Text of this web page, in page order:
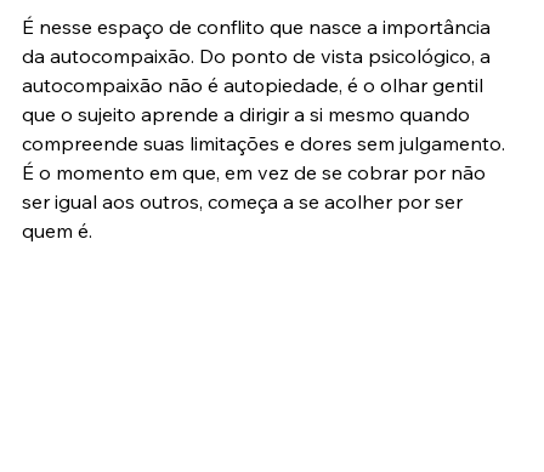
É nesse espaço de conflito que nasce a importância
da autocompaixão. Do ponto de vista psicológico, a
autocompaixão não é autopiedade, é o olhar gentil
que o sujeito aprende a dirigir a si mesmo quando
compreende suas limitações e dores sem julgamento.
É o momento em que, em vez de se cobrar por não
ser igual aos outros, começa a se acolher por ser
quem é.